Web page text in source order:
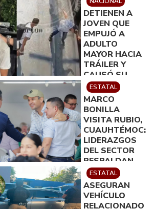
DETIENEN A
JOVEN QUE
EMPUJÓ A
ADULTO
MAYOR HACIA
TRÁILER Y
CAUSÓ SU
MUERTE EN
MONTERREY
ESTATAL
MARCO
BONILLA
VISITA RUBIO,
CUAUHTÉMOC:
LIDERAZGOS
DEL SECTOR
RESPALDAN
SU TRABAJO
EN
CHIHUAHUA
ESTATAL
ASEGURAN
VEHÍCULO
RELACIONADO